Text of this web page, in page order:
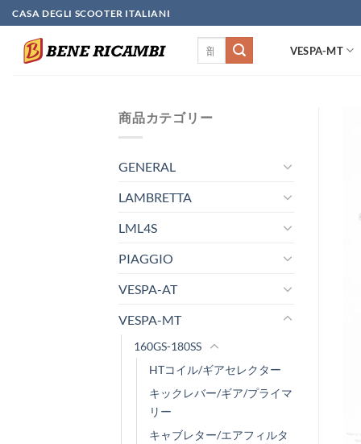
Skip
to
content
CASA DEGLI SCOOTER ITALIANI
VESPA-MT
商品カテゴリー
GENERAL
LAMBRETTA
LML4S
PIAGGIO
VESPA-AT
VESPA-MT
160GS-180SS
HTコイル/ギアセレクター
キックレバー/ギア/プライマ
リー
キャブレター/エアフィルタ